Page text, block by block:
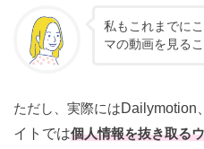
私もこれまでに
マの動画を見る
ただし、実際にはDailymotion
イトでは個人情報を抜き取る